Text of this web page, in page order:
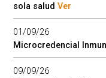
sola saludVer
01/09/26
Microcredencial
09/09/26